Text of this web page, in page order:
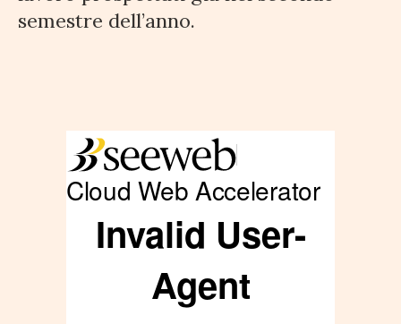
semestre dell’anno.